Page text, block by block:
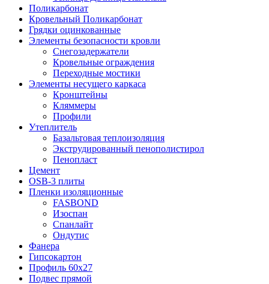
Поликарбонат
Кровельный Поликарбонат
Грядки оцинкованные
Элементы безопасности кровли
Снегозадержатели
Кровельные ограждения
Переходные мостики
Элементы несущего каркаса
Кронштейны
Кляммеры
Профили
Утеплитель
Базальтовая теплоизоляция
Экструдированный пенополистирол
Пенопласт
Цемент
OSB-3 плиты
Пленки изоляционные
FASBOND
Изоспан
Спанлайт
Ондутис
Фанера
Гипсокартон
Профиль 60х27
Подвес прямой